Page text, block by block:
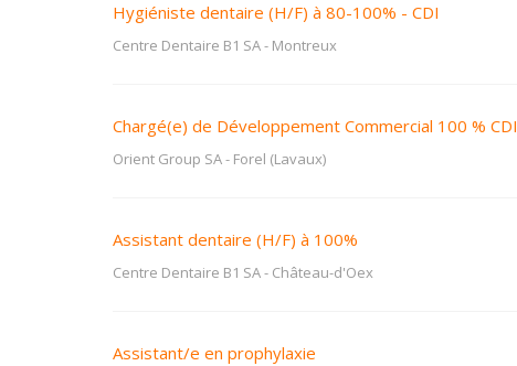
Hygiéniste dentaire (H/F) à 80-100% - CDI
Centre Dentaire B1 SA- Montreux
Chargé(e) de Développement Commercial 100 % CDI
Orient Group SA- Forel (Lavaux)
Assistant dentaire (H/F) à 100%
Centre Dentaire B1 SA- Château-d'Oex
Assistant/e en prophylaxie